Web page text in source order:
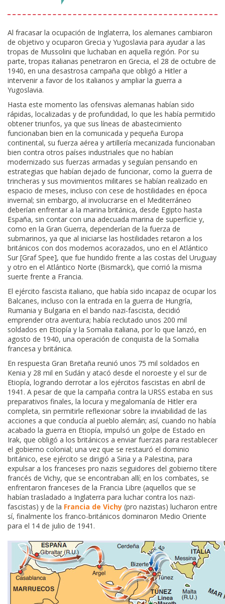
Al fracasar la ocupación de Inglaterra, los alemanes cambiaron
de objetivo y ocuparon Grecia y Yugoslavia para ayudar a las
tropas de Mussolini que luchaban en aquella región. Por su
parte, tropas italianas penetraron en Grecia, el 28 de octubre de
1940, en una desastrosa campaña que obligó a Hitler a
intervenir a favor de los italianos y ampliar la guerra a
Yugoslavia.
Hasta este momento las ofensivas alemanas habían sido
rápidas, localizadas y de profundidad, lo que les había permitido
obtener triunfos, ya que sus líneas de abastecimiento
funcionaban bien en la comunicada y pequeña Europa
continental, su fuerza aérea y artillería mecanizada funcionaban
bien contra otros países industriales que no habían
modernizado sus fuerzas armadas y seguían pensando en
estrategias que habían dejado de funcionar, como la guerra de
trincheras y sus movimientos militares se habían realizado en
espacio de meses, incluso con cese de hostilidades en época
invernal; sin embargo, al involucrarse en el Mediterráneo
deberían enfrentar a la marina británica, desde Egipto hasta
España, sin contar con una adecuada marina de superficie y,
como en la Gran Guerra, dependerían de la fuerza de
submarinos, ya que al iniciarse las hostilidades retaron a los
británicos con dos modernos acorazados, uno en el Atlántico
Sur [Graf Spee], que fue hundido frente a las costas del Uruguay
y otro en el Atlántico Norte (Bismarck), que corrió la misma
suerte frente a Francia.
El ejército fascista italiano, que había sido incapaz de ocupar los
Balcanes, incluso con la entrada en la guerra de Hungría,
Rumania y Bulgaria en el bando nazi-fascista, decidió
emprender otra aventura; había reclutado unos 200 mil
soldados en Etiopía y la Somalia italiana, por lo que lanzó, en
agosto de 1940, una operación de conquista de la Somalia
francesa y británica.
En respuesta Gran Bretaña reunió unos 75 mil soldados en
Kenia y 28 mil en Sudán y atacó desde el noroeste y el sur de
Etiopía, logrando derrotar a los ejércitos fascistas en abril de
1941. A pesar de que la campaña contra la URSS estaba en sus
preparativos finales, la locura y megalomanía de Hitler era
completa, sin permitirle reflexionar sobre la inviabilidad de las
acciones a que conducía al pueblo alemán; así, cuando no había
acabado la guerra en Etiopía, impulsó un golpe de Estado en
Irak, que obligó a los británicos a enviar fuerzas para restablecer
el gobierno colonial; una vez que se restauró el dominio
británico, ese ejército se dirigió a Siria y a Palestina, para
expulsar a los franceses pro nazis seguidores del gobierno títere
francés de Vichy, que se encontraban allí; en los combates, se
enfrentaron franceses de la Francia Libre (aquellos que se
habían trasladado a Inglaterra para luchar contra los nazi-
fascistas) y de la Francia de Vichy (pro nazistas) lucharon entre
sí, finalmente los franco-británicos dominaron Medio Oriente
para el 14 de julio de 1941.